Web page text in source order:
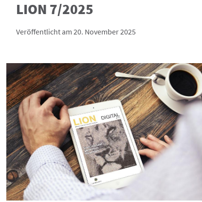
LION 7/2025
Veröffentlicht am 20. November 2025